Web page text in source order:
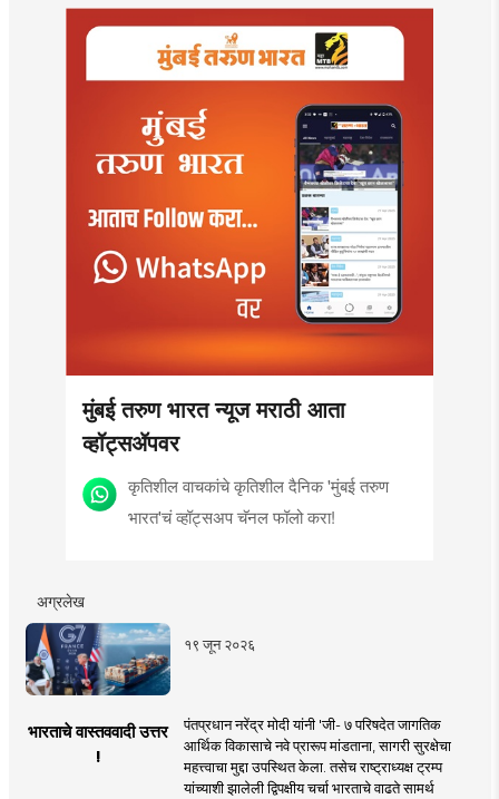
मुंबई तरुण भारत न्यूज मराठी आता
व्हॉट्सॲपवर
कृतिशील वाचकांचे कृतिशील दैनिक 'मुंबई तरुण
भारत'चं व्हॉट्सअप चॅनल फॉलो करा!
अग्रलेख
१९ जून २०२६
भारताचे वास्तववादी उत्तर
!
पंतप्रधान नरेंद्र मोदी यांनी 'जी- ७ परिषदेत जागतिक
आर्थिक विकासाचे नवे प्रारूप मांडताना, सागरी सुरक्षेचा
महत्त्वाचा मुद्दा उपस्थित केला. तसेच राष्ट्राध्यक्ष ट्रम्प
यांच्याशी झालेली द्विपक्षीय चर्चा भारताचे वाढते सामर्थ